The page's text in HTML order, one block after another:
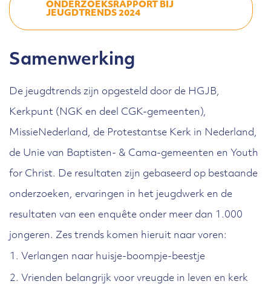
ONDERZOEKSRAPPORT BIJ
JEUGDTRENDS 2024
Samenwerking
De jeugdtrends zijn opgesteld door de HGJB,
Kerkpunt (NGK en deel CGK-gemeenten),
MissieNederland, de Protestantse Kerk in Nederland,
de Unie van Baptisten- & Cama-gemeenten en Youth
for Christ. De resultaten zijn gebaseerd op bestaande
onderzoeken, ervaringen in het jeugdwerk en de
resultaten van een enquête onder meer dan 1.000
jongeren. Zes trends komen hieruit naar voren:
Verlangen naar huisje-boompje-beestje
Vrienden belangrijk voor vreugde in leven en kerk